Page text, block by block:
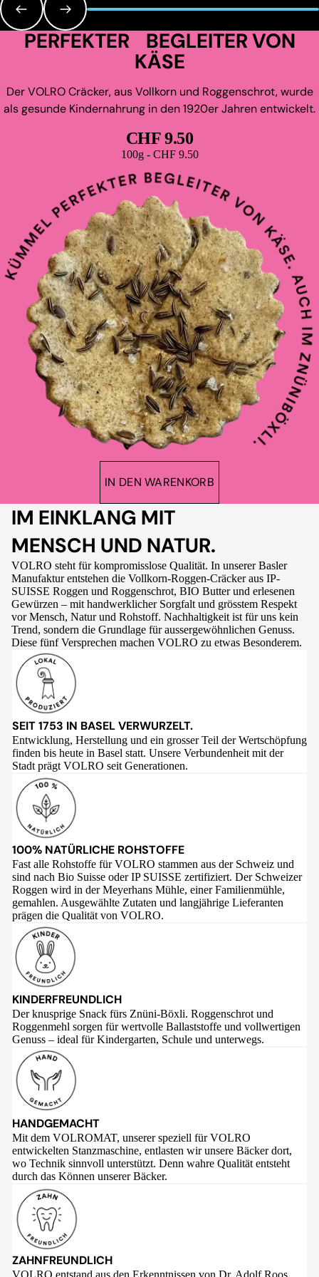
PERFEKTER BEGLEITER VON
KÄSE
Der VOLRO Cräcker, aus Vollkorn und Roggenschrot, wurde
als gesunde Kindernahrung in den 1920er Jahren entwickelt.
CHF 9.50
Grundpreis
100g - CHF 9.50
IN DEN WARENKORB
IM EINKLANG MIT
MENSCH UND NATUR.
VOLRO steht für kompromisslose Qualität. In unserer Basler
Manufaktur entstehen die Vollkorn-Roggen-Cräcker aus IP-
SUISSE Roggen und Roggenschrot, BIO Butter und erlesenen
Gewürzen – mit handwerklicher Sorgfalt und grösstem Respekt
vor Mensch, Natur und Rohstoff. Nachhaltigkeit ist für uns kein
Trend, sondern die Grundlage für aussergewöhnlichen Genuss.
Diese fünf Versprechen machen VOLRO zu etwas Besonderem.
SEIT 1753 IN BASEL VERWURZELT.
Entwicklung, Herstellung und ein grosser Teil der Wertschöpfung
finden bis heute in Basel statt. Unsere Verbundenheit mit der
Stadt prägt VOLRO seit Generationen.
100% NATÜRLICHE ROHSTOFFE
Fast alle Rohstoffe für VOLRO stammen aus der Schweiz und
sind nach Bio Suisse oder IP SUISSE zertifiziert. Der Schweizer
Roggen wird in der Meyerhans Mühle, einer Familienmühle,
gemahlen. Ausgewählte Zutaten und langjährige Lieferanten
prägen die Qualität von VOLRO.
KINDERFREUNDLICH
Der knusprige Snack fürs Znüni-Böxli. Roggenschrot und
Roggenmehl sorgen für wertvolle Ballaststoffe und vollwertigen
Genuss – ideal für Kindergarten, Schule und unterwegs.
HANDGEMACHT
Mit dem VOLROMAT, unserer speziell für VOLRO
entwickelten Stanzmaschine, entlasten wir unsere Bäcker dort,
wo Technik sinnvoll unterstützt. Denn wahre Qualität entsteht
durch das Können unserer Bäcker.
ZAHNFREUNDLICH
VOLRO entstand aus den Erkenntnissen von Dr. Adolf Roos,